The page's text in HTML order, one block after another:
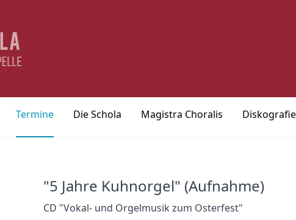
Termine Die Schola Magistra Choralis Diskografie
"5 Jahre Kuhnorgel" (Aufnahme)
CD "Vokal- und Orgelmusik zum Osterfest"